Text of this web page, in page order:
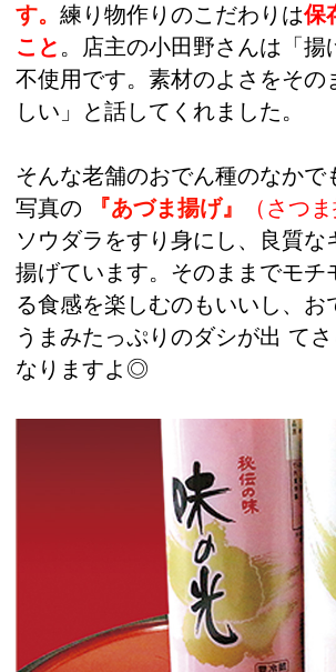
す。 練り物作りのこだわりは保
こと 。店主の小田野さんは「揚
不使用です。素材のよさをその
しい」と話してくれました。
そんな老舗のおでん種のなかで
写真の
『あづま揚げ』 （さつ
ソウダラをすり身にし、良質な
揚げています。そのままでモチ
る食感を楽しむのもいいし、お
うまみたっぷりのダシが出 て
なりますよ◎